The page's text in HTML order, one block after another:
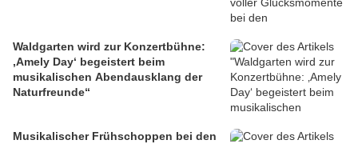
Waldgarten wird zur Konzertbühne:
‚Amely Day‘ begeistert beim
musikalischen Abendausklang der
Naturfreunde“
Musikalischer Frühschoppen bei den